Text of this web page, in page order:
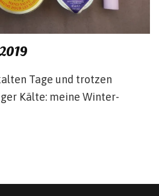
Tage und trotzen
Kälte: meine Winter-